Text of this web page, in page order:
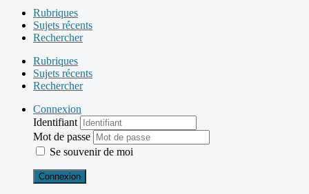
Rubriques
Sujets récents
Rechercher
Rubriques
Sujets récents
Rechercher
Connexion
Identifiant
Mot de passe
Se souvenir de moi
Connexion